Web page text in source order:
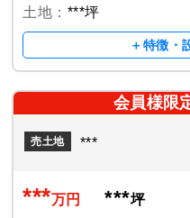
土地： ***坪
＋特徴・
会員様限
売土地 ***
***万円 ***坪